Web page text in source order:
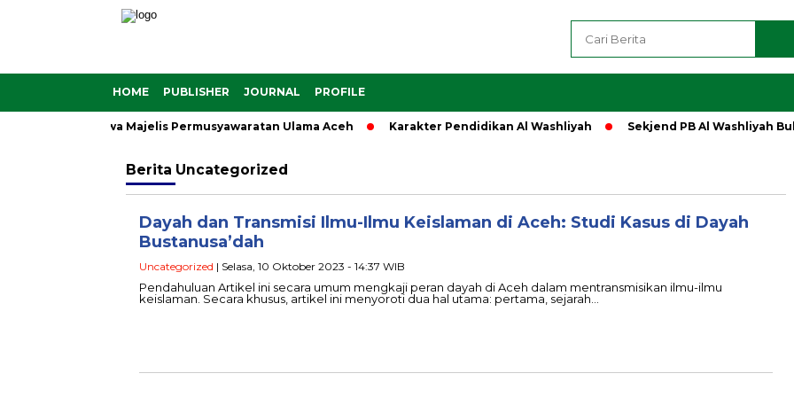
HOME PUBLISHER JOURNAL PROFILE
Fatwa Majelis Permusyawaratan Ulama Aceh Karakter Pendidikan Al Washliyah Sekjend PB Al Washliyah Buka
Berita Uncategorized
Dayah dan Transmisi Ilmu-Ilmu Keislaman di Aceh: Studi Kasus di Dayah
Bustanusa’dah
Uncategorized | Selasa, 10 Oktober 2023 - 14:37 WIB
Pendahuluan Artikel ini secara umum mengkaji peran dayah di Aceh dalam mentransmisikan ilmu-ilmu
keislaman. Secara khusus, artikel ini menyoroti dua hal utama: pertama, sejarah…